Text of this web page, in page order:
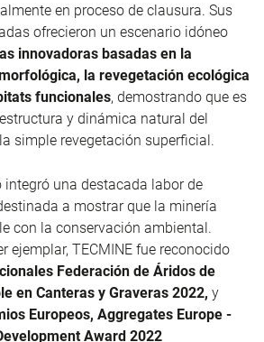
en proceso de clausura. Sus
ofrecieron un escenario idóneo
innovadoras basadas en la
la revegetación ecológica
funcionales, demostrando que es
y dinámica natural del
simple revegetación superficial.
integró una destacada labor de
a mostrar que la minería
con la conservación ambiental.
ejemplar, TECMINE fue reconocido
Federación de Áridos de
en Canteras y Graveras 2022, y
Europeos, Aggregates Europe -
Award 2022